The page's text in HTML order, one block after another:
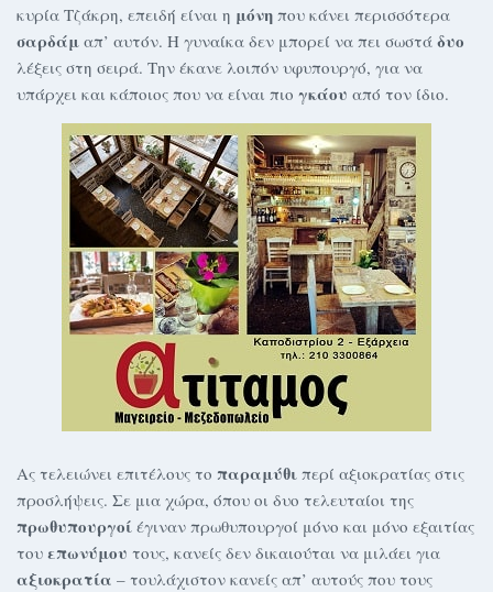
κυρία Τζάκρη, επειδή είναι η μόνη που κάνει περισσότερα
σαρδάμ απ’ αυτόν. Η γυναίκα δεν μπορεί να πει σωστά δυο
λέξεις στη σειρά. Την έκανε λοιπόν υφυπουργό, για να
υπάρχει και κάποιος που να είναι πιο γκάου από τον ίδιο.
Ας τελειώνει επιτέλους το παραμύθι περί αξιοκρατίας στις
προσλήψεις. Σε μια χώρα, όπου οι δυο τελευταίοι της
πρωθυπουργοί έγιναν πρωθυπουργοί μόνο και μόνο εξαιτίας
του επωνύμου τους, κανείς δεν δικαιούται να μιλάει για
αξιοκρατία – τουλάχιστον κανείς απ’ αυτούς που τους